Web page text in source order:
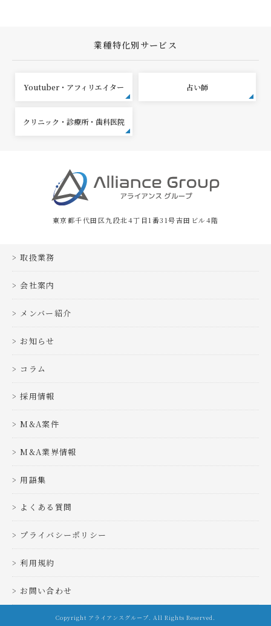
業種特化別サービス
Youtuber・アフィリエイター 占い師
クリニック・診療所・歯科医院
東京都千代田区九段北4丁目1番31号吉田ビル4階
取扱業務
会社案内
メンバー紹介
お知らせ
コラム
採用情報
M&A案件
M&A業界情報
用語集
よくある質問
プライバシーポリシー
利用規約
お問い合わせ
Copyright アライアンスグループ. All Rights Reserved.